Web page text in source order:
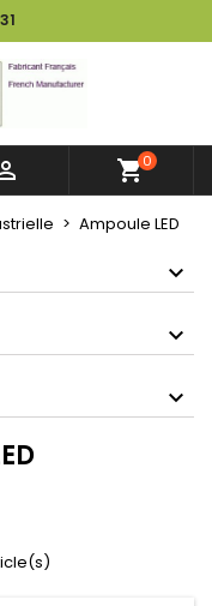
shopping_cart0
Ampoule LED